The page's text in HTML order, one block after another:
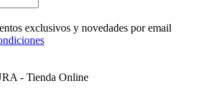
exclusivos y novedades por email